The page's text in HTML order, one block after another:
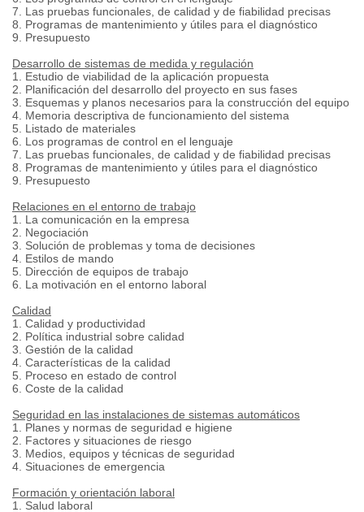
7. Las pruebas funcionales, de calidad y de fiabilidad precisas
8. Programas de mantenimiento y útiles para el diagnóstico
9. Presupuesto
Desarrollo de sistemas de medida y regulación
1. Estudio de viabilidad de la aplicación propuesta
2. Planificación del desarrollo del proyecto en sus fases
3. Esquemas y planos necesarios para la construcción del equipo
4. Memoria descriptiva de funcionamiento del sistema
5. Listado de materiales
6. Los programas de control en el lenguaje
7. Las pruebas funcionales, de calidad y de fiabilidad precisas
8. Programas de mantenimiento y útiles para el diagnóstico
9. Presupuesto
Relaciones en el entorno de trabajo
1. La comunicación en la empresa
2. Negociación
3. Solución de problemas y toma de decisiones
4. Estilos de mando
5. Dirección de equipos de trabajo
6. La motivación en el entorno laboral
Calidad
1. Calidad y productividad
2. Política industrial sobre calidad
3. Gestión de la calidad
4. Características de la calidad
5. Proceso en estado de control
6. Coste de la calidad
Seguridad en las instalaciones de sistemas automáticos
1. Planes y normas de seguridad e higiene
2. Factores y situaciones de riesgo
3. Medios, equipos y técnicas de seguridad
4. Situaciones de emergencia
Formación y orientación laboral
1. Salud laboral